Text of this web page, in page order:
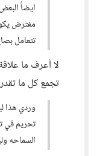
ايضاً
مفترض
تتعامل
لا أعرف ما
تجمع كل ما
وردي هذا
تحريم في
السماحه